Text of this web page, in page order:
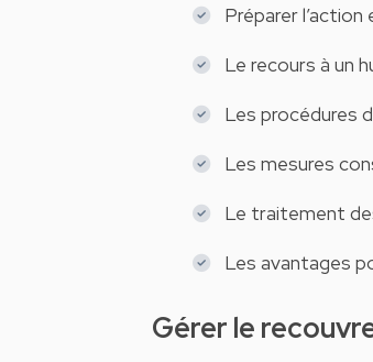
Préparer
Le recours à un
Les procédures
Les mesures
Le traitement
Les avantages
Gérer le